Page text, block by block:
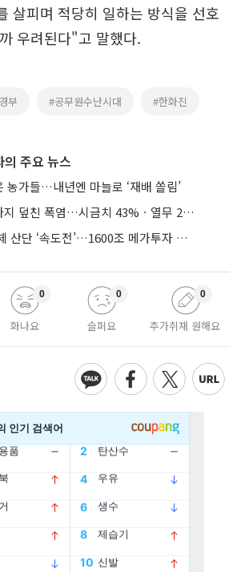
살피며 적당히 일하는 방식을 선호
우려된다"고 말했다.
부 #공무원수난시대 #한화진
주요 뉴스
농가들…내년엔 마늘로 ‘재배 쏠림’
생산부터 밥상까지 덮친 폭염…시금치 43%ㆍ열무 28% 급등
용인·호남 반도체 산단 ‘속도전’…1600조 메가투자 이행 총력
화나요
0
슬퍼요
0
추가취재 원해요
0